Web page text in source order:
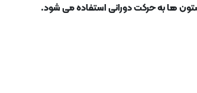
ها به حرکت دورانی استفاده می شود.